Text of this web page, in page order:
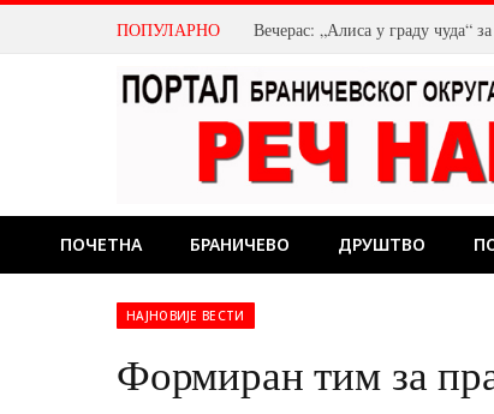
ПОПУЛАРНО Вечерас: „Алиса у граду чуда“
ПОЧЕТНА БРАНИЧЕВО ДРУШТВО
НАЈНОВИЈЕ ВЕСТИ
Формиран тим за